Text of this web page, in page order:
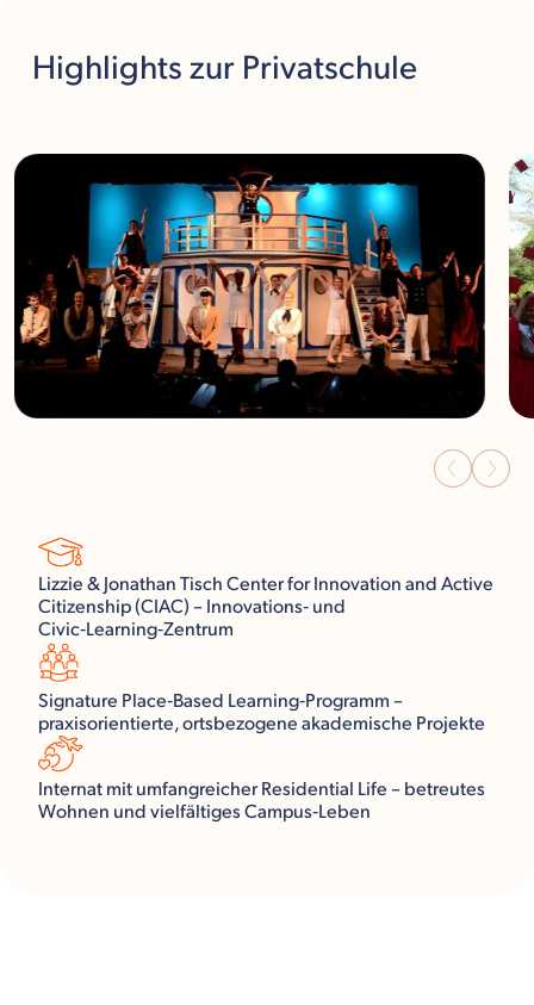
Highlights zur Privatschule
Lizzie & Jonathan Tisch Center for Innovation and Active
Citizenship (CIAC) – Innovations‑ und
Civic‑Learning‑Zentrum
Signature Place‑Based Learning‑Programm –
praxisorientierte, ortsbezogene akademische Projekte
Internat mit umfangreicher Residential Life – betreutes
Wohnen und vielfältiges Campus‑Leben